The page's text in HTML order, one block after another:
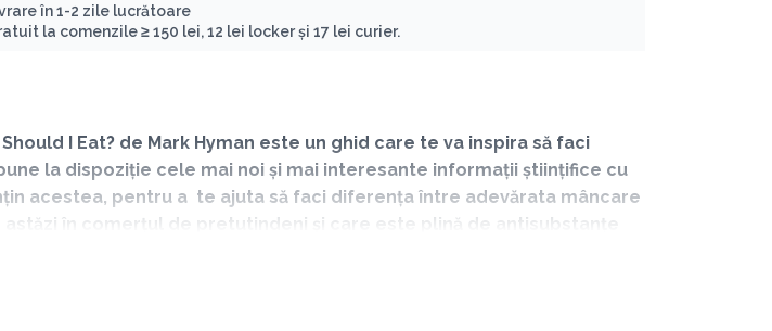
în 1-2 zile lucrătoare
la comenzile ≥ 150 lei, 12 lei locker și 17 lei curier.
I Eat? de Mark Hyman este un ghid care te va inspira să faci
la dispoziție cele mai noi și mai interesante informații științifice cu
acestea, pentru a te ajuta să faci diferența între adevărata mâncare
în comerțul de pretutindeni și care este plină de antisubstanțe
hrănească și să ne mențină sănătoși.
pas ce înseamnă cu adevărat mâncarea pe care obișnuiești să o consumi,